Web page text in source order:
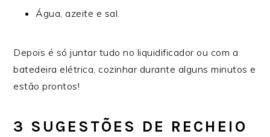
Água, azeite e sal.
Depois é só juntar tudo no liquidificador ou com a
batedeira elétrica, cozinhar durante alguns minutos e
estão prontos!
3 SUGESTÕES DE RECHEIO